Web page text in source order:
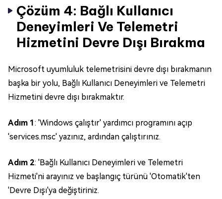
Çözüm 4: Bağlı Kullanıcı
Deneyimleri Ve Telemetri
Hizmetini Devre Dışı Bırakma
Microsoft uyumluluk telemetrisini devre dışı bırakmanın
başka bir yolu, Bağlı Kullanıcı Deneyimleri ve Telemetri
Hizmetini devre dışı bırakmaktır.
Adım 1: 'Windows çalıştır' yardımcı programını açıp
'services.msc' yazınız, ardından çalıştırınız.
Adım 2: 'Bağlı Kullanıcı Deneyimleri ve Telemetri
Hizmeti'ni arayınız ve başlangıç türünü 'Otomatik'ten
'Devre Dışı'ya değiştiriniz.